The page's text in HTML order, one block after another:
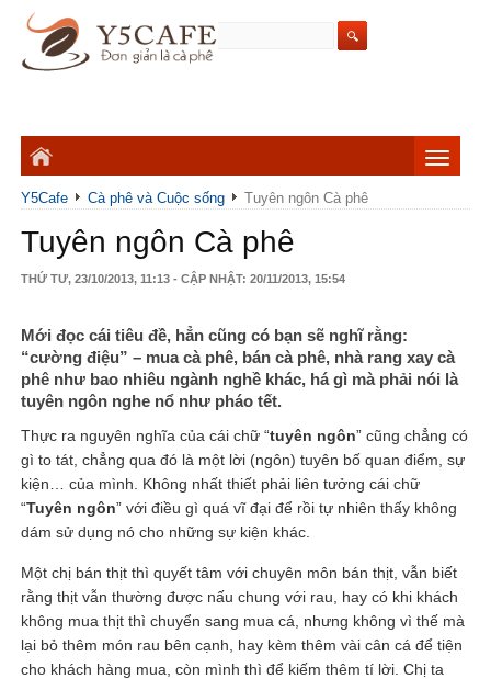
Y5Cafe Cà phê và Cuộc sống Tuyên ngôn Cà phê
Tuyên ngôn Cà phê
THỨ TƯ, 23/10/2013, 11:13 - CẬP NHẬT: 20/11/2013, 15:54
Mới đọc cái tiêu đề, hẳn cũng có bạn sẽ nghĩ rằng:
“cường điệu” – mua cà phê, bán cà phê, nhà rang xay cà
phê như bao nhiêu ngành nghề khác, há gì mà phải nói là
tuyên ngôn nghe nổ như pháo tết.
Thực ra nguyên nghĩa của cái chữ “tuyên ngôn” cũng chẳng có
gì to tát, chẳng qua đó là một lời (ngôn) tuyên bố quan điểm, sự
kiện… của mình. Không nhất thiết phải liên tưởng cái chữ
“Tuyên ngôn” với điều gì quá vĩ đại để rồi tự nhiên thấy không
dám sử dụng nó cho những sự kiện khác.
Một chị bán thịt thì quyết tâm với chuyên môn bán thịt, vẫn biết
rằng thịt vẫn thường được nấu chung với rau, hay có khi khách
không mua thịt thì chuyển sang mua cá, nhưng không vì thế mà
lại bỏ thêm món rau bên cạnh, hay kèm thêm vài cân cá để tiện
cho khách hàng mua, còn mình thì để kiếm thêm tí lời. Chị ta